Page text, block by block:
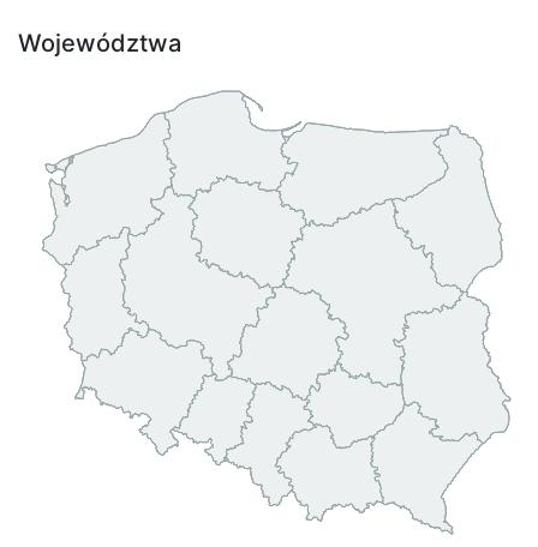
Województwa